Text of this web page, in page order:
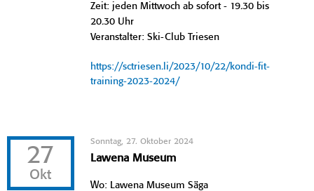
Zeit: jeden Mittwoch ab sofort - 19.30 bis
20.30 Uhr
Veranstalter: Ski-Club Triesen
https://sctriesen.li/2023/10/22/kondi-fit-
training-2023-2024/
27
Okt
Sonntag, 27. Oktober 2024
Lawena Museum
Wo: Lawena Museum Säga